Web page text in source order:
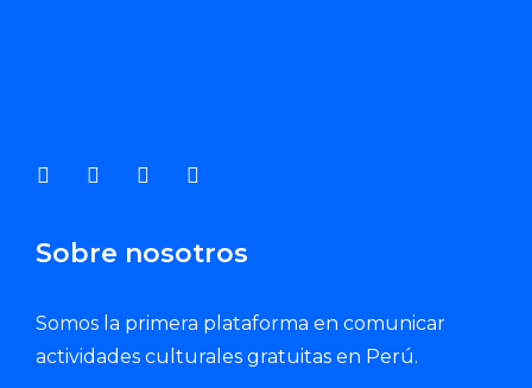
Sobre nosotros
Somos la primera plataforma en comunicar
actividades culturales gratuitas en Perú.